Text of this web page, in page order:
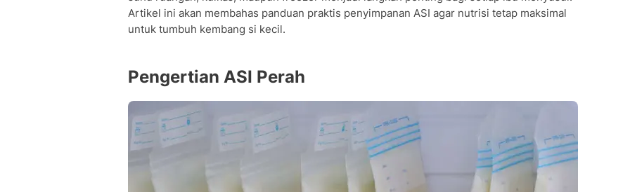
• Deep Freezer (-20°C atau lebih rendah)
Tips Menyimpan ASI
• Mitos: ASI yang disimpan di kulkas tidak bergizi
• Mitos: ASI beku tidak boleh dicairkan dengan air hangat
• Mitos: ASI yang berubah warna sudah tidak baik
• Mitos: ASI harus selalu disimpan di freezer
• Mitos: Botol kaca lebih baik daripada plastik untuk menyimpan ASI
• Apakah ASI yang sudah dicairkan bisa dibekukan lagi?
Artikel ini akan membahas panduan praktis penyimpanan ASI agar nutrisi tetap maksimal
untuk tumbuh kembang si kecil.
Pengertian ASI Perah